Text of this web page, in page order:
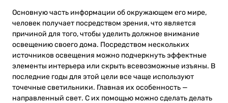
Основную часть информации об окружающем его мире,
человек получает посредством зрения, что является
причиной для того, чтобы уделить должное внимание
освещению своего дома. Посредством нескольких
источников освещения можно подчеркнуть эффектные
элементы интерьера или скрыть всевозможные изъяны. В
последние годы для этой цели все чаще используют
точечные светильники. Главная их особенность —
направленный свет. С их помощью можно сделать делать